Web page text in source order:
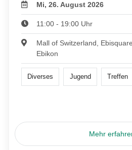
Mi, 26. August 2026
11:00 - 19:00 Uhr
Mall of Switzerland,
Ebikon
Diverses Jugend Treffen
Mehr